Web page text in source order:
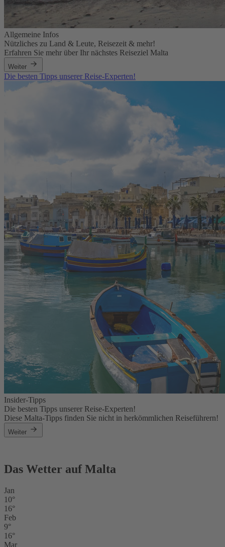
Allgemeine Infos
Nützliches zu Land & Leute, Reisezeit & mehr!
Erfahren Sie mehr über Ihr nächstes Reiseziel Malta
Weiter
Die besten Tipps unserer Reise-Experten!
Insider-Tipps
Die besten Tipps unserer Reise-Experten!
Diese Malta-Tipps finden Sie nicht in herkömmlichen Reiseführern!
Weiter
Das Wetter auf Malta
Jan
10°
16°
Feb
9°
16°
Mar